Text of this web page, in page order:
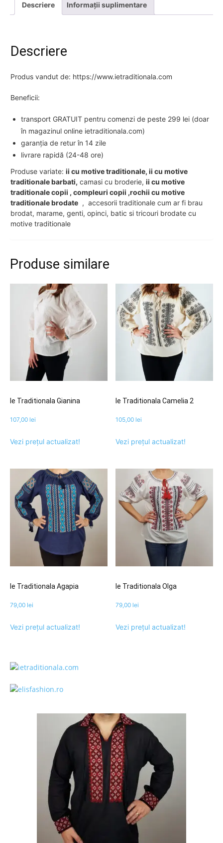
Descriere Informații suplimentare
Descriere
Produs vandut de: https://www.ietraditionala.com
Beneficii:
transport GRATUIT pentru comenzi de peste 299 lei (doar
în magazinul online ietraditionala.com)
garanția de retur în 14 zile
livrare rapidă (24-48 ore)
Produse variate: ii cu motive traditionale, ii cu motive
traditionale barbati, camasi cu broderie, ii cu motive
traditionale copii , compleuri copii ,rochii cu motive
traditionale brodate , accesorii traditionale cum ar fi brau
brodat, marame, genti, opinci, batic si tricouri brodate cu
motive traditionale
Produse similare
Ie Traditionala Gianina
107,00 lei
Vezi prețul actualizat!
Ie Traditionala Camelia 2
105,00 lei
Vezi prețul actualizat!
Ie Traditionala Agapia
79,00 lei
Vezi prețul actualizat!
Ie Traditionala Olga
79,00 lei
Vezi prețul actualizat!